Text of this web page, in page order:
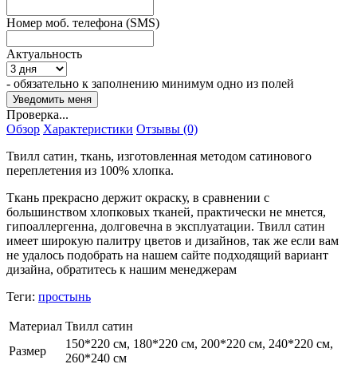
Номер моб. телефона (SMS)
Актуальность
- обязательно к заполнению минимум одно из полей
Проверка...
Обзор Характеристики Отзывы (0)
Твилл сатин, ткань, изготовленная методом сатинового
переплетения из 100% хлопка.
Ткань прекрасно держит окраску, в сравнении с
большинством хлопковых тканей, практически не мнется,
гипоаллергенна, долговечна в эксплуатации. Твилл сатин
имеет широкую палитру цветов и дизайнов, так же если вам
не удалось подобрать на нашем сайте подходящий вариант
дизайна, обратитесь к нашим менеджерам
Теги: простынь
Материал Твилл сатин
Размер
150*220 см, 180*220 см, 200*220 см, 240*220 см,
260*240 см